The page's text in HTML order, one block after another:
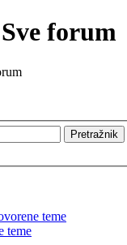
forum
Pretražnik
teme
teme